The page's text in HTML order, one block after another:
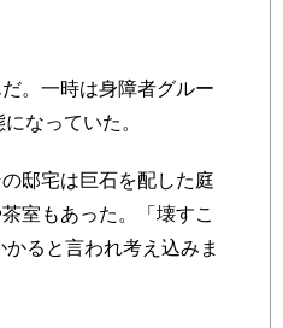
。一時は身障者グルー
なっていた。
邸宅は巨石を配した庭
室もあった。「壊すこ
ると言われ考え込みま